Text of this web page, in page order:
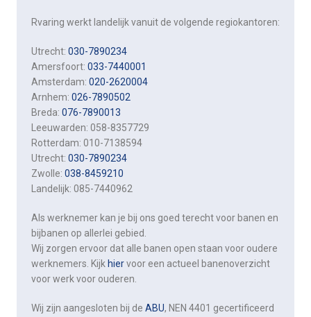
Rvaring werkt landelijk vanuit de volgende regiokantoren:
Utrecht:030-7890234
Amersfoort:033-7440001
Amsterdam:020-2620004
Arnhem:026-7890502
Breda:076-7890013
Leeuwarden: 058-8357729
Rotterdam: 010-7138594
Utrecht:030-7890234
Zwolle:038-8459210
Landelijk: 085-7440962
Als werknemer kan je bij ons goed terecht voor banen en
bijbanen op allerlei gebied.
Wij zorgen ervoor dat alle banen open staan voor oudere
werknemers. Kijk hiervoor een actueel banenoverzicht
voor werk voor ouderen.
Wij zijn aangesloten bij deABU, NEN 4401 gecertificeerd